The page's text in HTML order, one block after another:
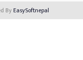
ByEasySoftnepal